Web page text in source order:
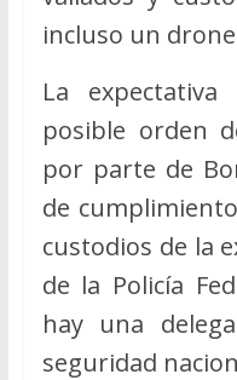
incluso un
La
posible orden
por parte de
de
custodios de la
de la Policía
hay una
seguridad